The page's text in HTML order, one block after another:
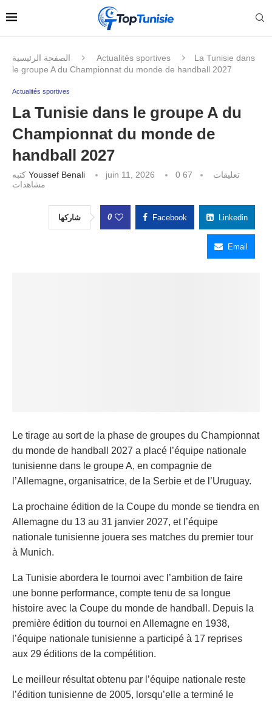
الصفحة الرئيسية Actualités sportives
La Tunisie dans
le groupe A du Championnat du monde de handball 2027
Actualités sportives
La Tunisie dans le groupe A du
Championnat du monde de
handball 2027
Youssef Benali juin 11, 2026 0 تعليقات
67
مشاهدات
شاركها 0 Facebook Linkedin
Email
Le tirage au sort de la phase de groupes du Championnat
du monde de handball 2027 a placé l’équipe nationale
tunisienne dans le groupe A, en compagnie de
l’Allemagne, organisatrice, de la Serbie et de l’Uruguay.
La prochaine édition de la Coupe du monde se tiendra en
Allemagne du 13 au 31 janvier 2027, et l’équipe
nationale tunisienne jouera ses matches du premier tour
à Munich.
La Tunisie abordera le tournoi avec l’ambition de faire
une bonne performance, compte tenu de sa longue
histoire avec la Coupe du monde de handball. Depuis la
première édition du tournoi en Allemagne en 1938,
l’équipe nationale tunisienne a participé à 17 reprises
aux 29 éditions de la compétition.
Le meilleur résultat obtenu par l’équipe nationale reste
l’édition tunisienne de 2005, lorsqu’elle a terminé le